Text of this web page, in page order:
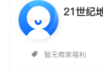
21世纪
暂无商家福利